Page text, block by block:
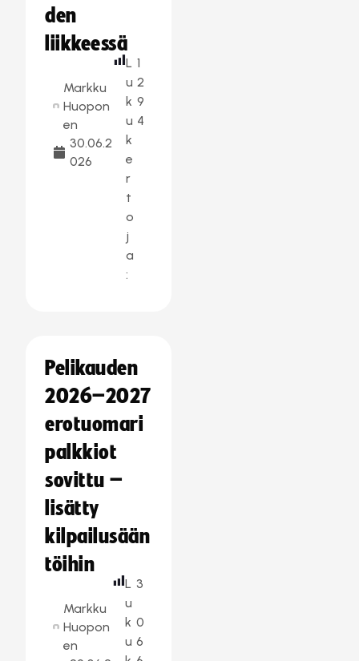
den
liikkeessä
Markku
Huopon
en
30.06.2
026
L
u
k
u
k
e
r
t
o
j
a
:
1
2
9
4
Pelikauden
2026–2027
erotuomari
palkkiot
sovittu –
lisätty
kilpailusään
töihin
Markku
Huopon
en
L
u
k
u
3
0
6